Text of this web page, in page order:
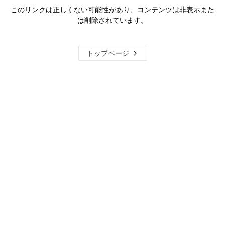
このリンクは正しくない可能性があり、コンテンツは非表示また
は削除されています。
トップページ